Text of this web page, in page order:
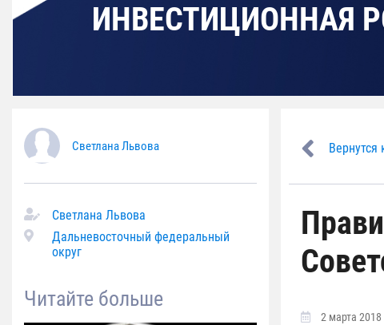
ИНВЕСТИЦИОННАЯ
Светлана Львова
Светлана Львова
Дальневосточный федеральный
округ
Читайте больше
Вернутся
2 марта 2018